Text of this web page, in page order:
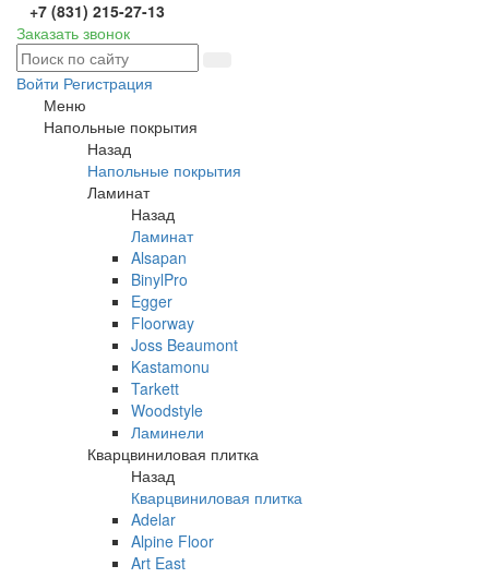
+7 (831) 215-27-13
Заказать звонок
Войти Регистрация
Меню
Напольные покрытия
Назад
Напольные покрытия
Ламинат
Назад
Ламинат
Alsapan
BinylPro
Egger
Floorway
Joss Beaumont
Kastamonu
Tarkett
Woodstyle
Ламинели
Кварцвиниловая плитка
Назад
Кварцвиниловая плитка
Adelar
Alpine Floor
Art East